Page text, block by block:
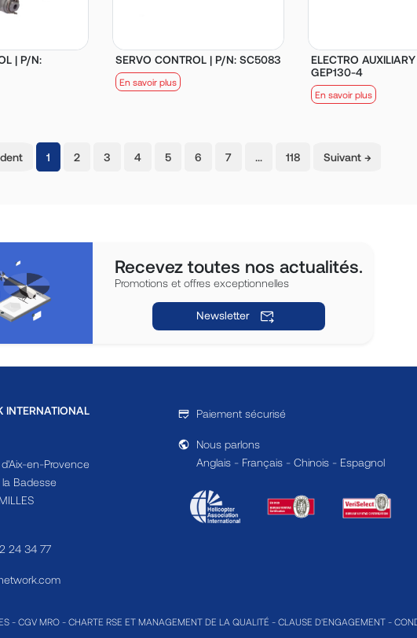
| P/N:
SERVO CONTROL | P/N: SC5083
En savoir plus
ELECTRO
GEP130-4
En savoir plus
1 (current)
2 3 4 5 6 7 … 118 Suivant →
Recevez toutes nos actualités.
Promotions et offres exceptionnelles
Newsletter
INTERNATIONAL
en-Provence
Badesse
24 34 77
Paiement sécurisé
Nous parlons
Anglais - Français - Chinois - Espagnol
- CGV MRO - CHARTE RSE ET MANAGEMENT DE LA QUALITÉ - CLAUSE D'ENGAGEMENT -